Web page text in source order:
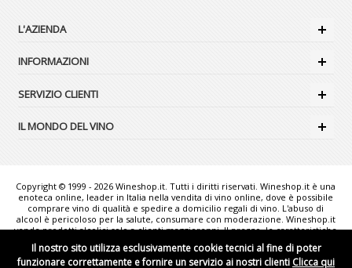
Il nostro sito utilizza esclusivamente cookie tecnici al fine di poter
funzionare correttamente e fornire un servizio ai nostri clienti Clicca qui
L'AZIENDA
INFORMAZIONI
SERVIZIO CLIENTI
IL MONDO DEL VINO
Copyright © 1999 - 2026 Wineshop.it. Tutti i diritti riservati. Wineshop.it è una
enoteca online, leader in Italia nella vendita di vino online, dove è possibile
comprare vino di qualità e spedire a domicilio regali di vino. L'abuso di
alcool è pericoloso per la salute, consumare con moderazione. Wineshop.it
vende prodotti alcolici solo a clienti maggiorenni. Il prezzo, le caratteristiche
e la disponibilità dei prodotti possono variare senza preavviso. Le foto
rappresentate sono puramente illustrative e possono non corrispondere
esattamente alla realtà. "Wineshop.it - the web reference for Italian Wine